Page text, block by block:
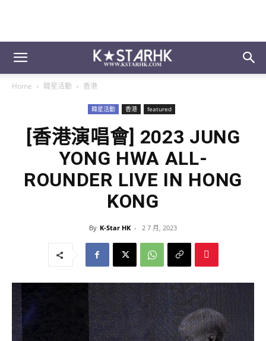
Home 韓星活動 香港
韓星活動 香港 featured
[香港演唱會] 2023 JUNG
YONG HWA ALL-
ROUNDER LIVE IN HONG
KONG
By K-Star HK - 2 7 月, 2023